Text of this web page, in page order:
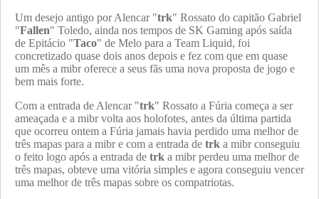
Um desejo antigo por Alencar "trk" Rossato do capitão Gabriel
"Fallen" Toledo, ainda nos tempos de SK Gaming após saída
de Epitácio "Taco" de Melo para a Team Liquid, foi
concretizado quase dois anos depois e fez com que em quase
um mês a mibr oferece a seus fãs uma nova proposta de jogo e
bem mais forte.
Com a entrada de Alencar "trk" Rossato a Fúria começa a ser
ameaçada e a mibr volta aos holofotes, antes da última partida
que ocorreu ontem a Fúria jamais havia perdido uma melhor de
três mapas para a mibr e com a entrada de trk a mibr conseguiu
o feito logo após a entrada de trk a mibr perdeu uma melhor de
três mapas, obteve uma vitória simples e agora conseguiu vencer
uma melhor de três mapas sobre os compatriotas.